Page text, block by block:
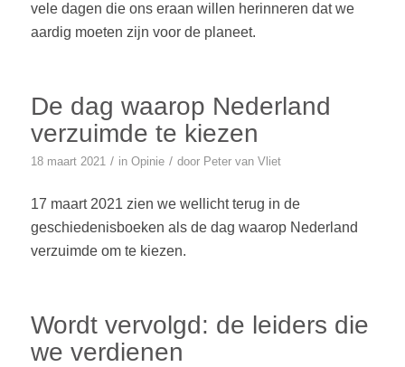
vele dagen die ons eraan willen herinneren dat we
aardig moeten zijn voor de planeet.
De dag waarop Nederland
verzuimde te kiezen
18 maart 2021 / in Opinie / door Peter van Vliet
17 maart 2021 zien we wellicht terug in de
geschiedenisboeken als de dag waarop Nederland
verzuimde om te kiezen.
Wordt vervolgd: de leiders die
we verdienen